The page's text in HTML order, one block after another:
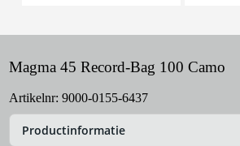
Magma 45 Record-Bag 100 Camo
Artikelnr: 9000-0155-6437
Productinformatie